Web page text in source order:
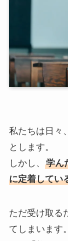
私たちは日々
とします。
しかし、 学ん
に定着してい
ただ受け取る
てしまいます